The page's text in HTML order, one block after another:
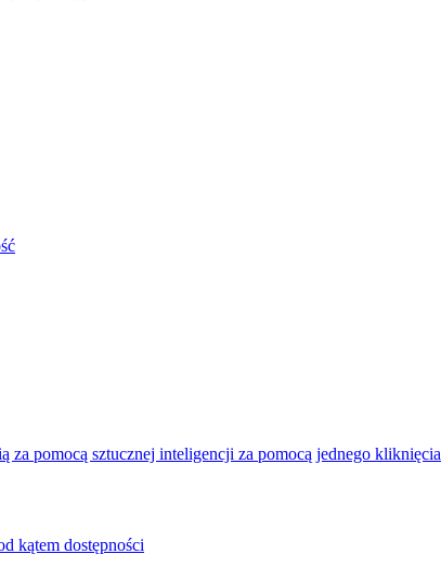
pomocą sztucznej inteligencji za pomocą jednego kliknięcia
kątem dostępności